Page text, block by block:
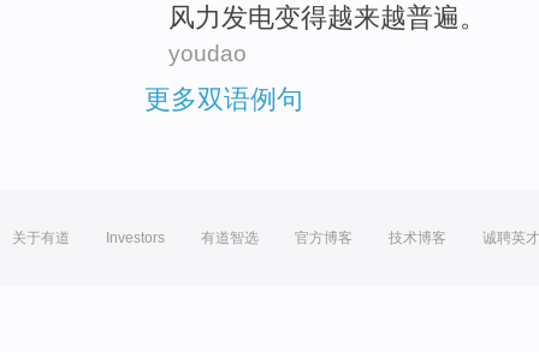
风力发电变得越来越普遍。
youdao
更多双语例句
关于有道 Investors 有道智选 官方博客 技术博客 诚聘英才